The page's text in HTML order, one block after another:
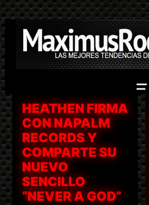
Saltar
al
contenido
HEATHEN FIRMA
CON NAPALM
RECORDS Y
COMPARTE SU
NUEVO
SENCILLO
“NEVER A GOD”